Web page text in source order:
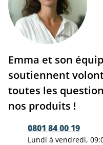
Emma et son
soutiennent
toutes les
nos produits !
0801 84 00 19
Lundi à vendredi,